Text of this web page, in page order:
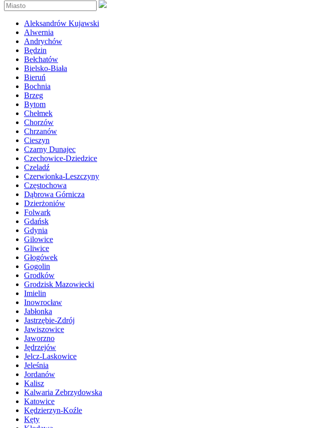
Aleksandrów Kujawski
Alwernia
Andrychów
Będzin
Bełchatów
Bielsko-Biała
Bieruń
Bochnia
Brzeg
Bytom
Chełmek
Chorzów
Chrzanów
Cieszyn
Czarny Dunajec
Czechowice-Dziedzice
Czeladź
Czerwionka-Leszczyny
Częstochowa
Dąbrowa Górnicza
Dzierżoniów
Folwark
Gdańsk
Gdynia
Gilowice
Gliwice
Głogówek
Gogolin
Grodków
Grodzisk Mazowiecki
Imielin
Inowrocław
Jabłonka
Jastrzębie-Zdrój
Jawiszowice
Jaworzno
Jędrzejów
Jelcz-Laskowice
Jeleśnia
Jordanów
Kalisz
Kalwaria Zebrzydowska
Katowice
Kędzierzyn-Koźle
Kęty